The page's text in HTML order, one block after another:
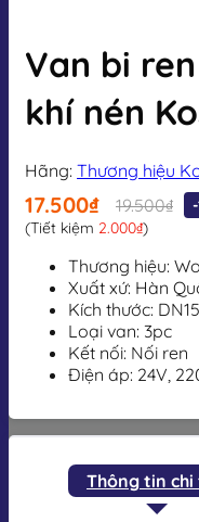
Van bi
khí nén
Hãng: Thương hiệu
17.500₫ 19.500₫
(Tiết kiệm 2.000₫)
Thương hiệu:
Xuất xứ: Hàn
Kích thước: DN15
Loại van: 3pc
Kết nối: Nối ren
Điện áp: 24V,
Thông tin